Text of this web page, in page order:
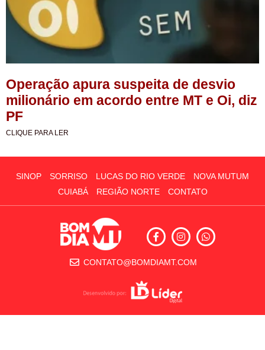
Operação apura suspeita de desvio
milionário em acordo entre MT e Oi, diz
PF
CLIQUE PARA LER
SINOP SORRISO LUCAS DO RIO VERDE
NOVA MUTUM
CUIABÁ
REGIÃO NORTE CONTATO
CONTATO@BOMDIAMT.COM